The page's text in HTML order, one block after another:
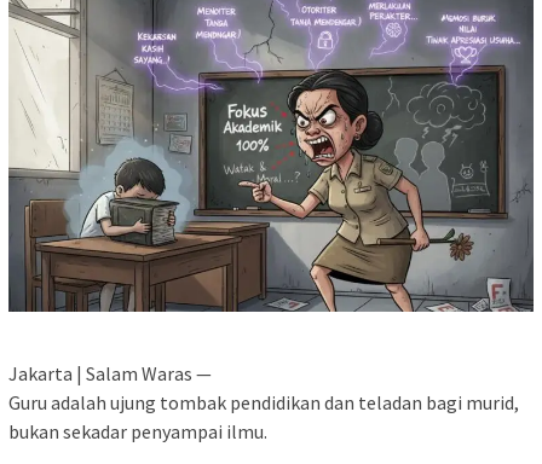
Jakarta | Salam Waras —
Guru adalah ujung tombak pendidikan dan teladan bagi murid,
bukan sekadar penyampai ilmu.